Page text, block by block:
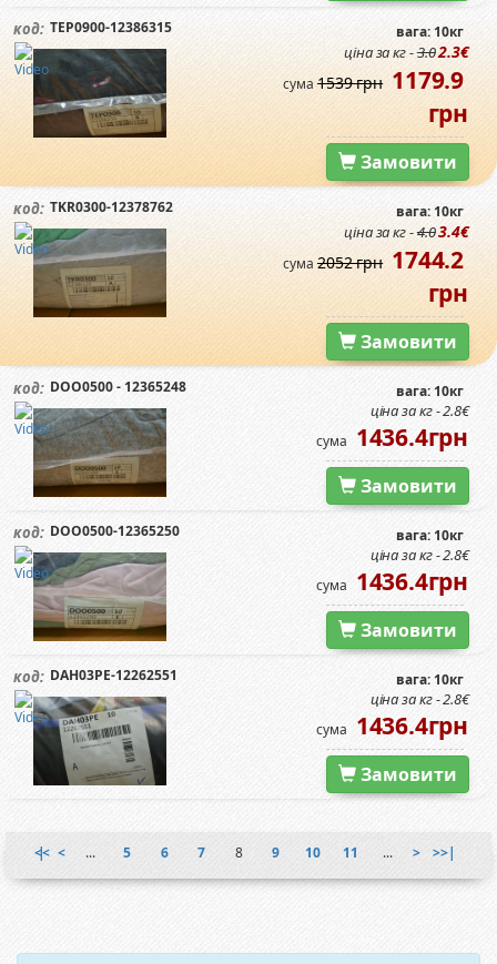
код: TEP0900-12386315 вага: 10кг
ціна за кг -3.02.3€
сума 1539 грн 1179.9
грн
Замовити
код: TKR0300-12378762 вага: 10кг
ціна за кг -4.03.4€
сума 2052 грн 1744.2
грн
Замовити
код: DOO0500 - 12365248 вага: 10кг
ціна за кг - 2.8€
сума 1436.4грн
Замовити
код: DOO0500-12365250 вага: 10кг
ціна за кг - 2.8€
сума 1436.4грн
Замовити
код: DAH03PE-12262551 вага: 10кг
ціна за кг - 2.8€
сума 1436.4грн
Замовити
|<< < ... 5 6 7 8 9 10 11 ... > >>|